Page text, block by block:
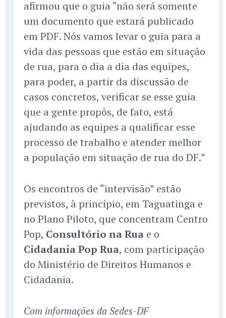
afirmou que o guia “não será somente
um documento que estará publicado
em PDF. Nós vamos levar o guia para a
vida das pessoas que estão em situação
de rua, para o dia a dia das equipes,
para poder, a partir da discussão de
casos concretos, verificar se esse guia
que a gente propôs, de fato, está
ajudando as equipes a qualificar esse
processo de trabalho e atender melhor
a população em situação de rua do DF.”
Os encontros de “intervisão” estão
previstos, à princípio, em Taguatinga e
no Plano Piloto, que concentram Centro
Pop, Consultório na Rua e o
Cidadania Pop Rua, com participação
do Ministério de Direitos Humanos e
Cidadania.
Com informações da Sedes-DF